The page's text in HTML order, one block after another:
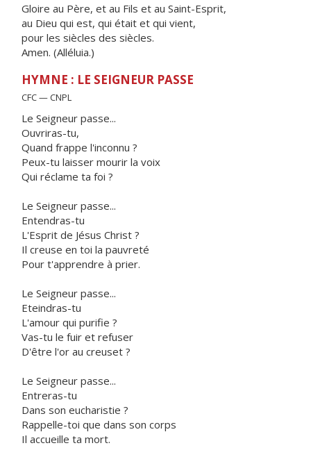
Gloire au Père, et au Fils et au Saint-Esprit,
au Dieu qui est, qui était et qui vient,
pour les siècles des siècles.
Amen. (Alléluia.)
HYMNE : LE SEIGNEUR PASSE
CFC — CNPL
Le Seigneur passe...
Ouvriras-tu,
Quand frappe l'inconnu ?
Peux-tu laisser mourir la voix
Qui réclame ta foi ?
Le Seigneur passe...
Entendras-tu
L'Esprit de Jésus Christ ?
Il creuse en toi la pauvreté
Pour t'apprendre à prier.
Le Seigneur passe...
Eteindras-tu
L'amour qui purifie ?
Vas-tu le fuir et refuser
D'être l'or au creuset ?
Le Seigneur passe...
Entreras-tu
Dans son eucharistie ?
Rappelle-toi que dans son corps
Il accueille ta mort.